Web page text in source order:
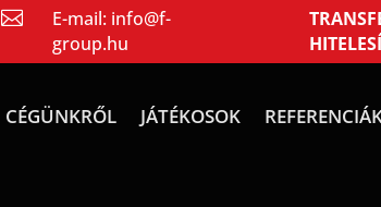
 E-mail: info@f-
group.hu
CÉGÜNKRŐL JÁTÉKOSOK